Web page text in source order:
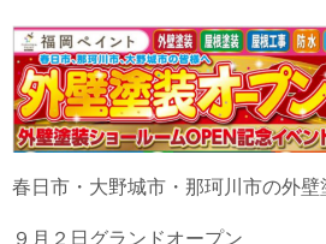
春日市・大野城市・那珂川市の外壁
９月２日グランドオープン